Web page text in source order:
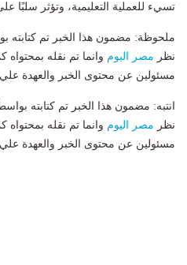
تسيء للعملية التعليمية، وتؤثر سلبًا
ملحوظة: مضمون هذا الخبر تم كتابته
نظر مصر اليوم وانما تم نقله بمحتواه
مسئولين عن محتوى الخبر والعهدة
انتبه: مضمون هذا الخبر تم كتابته
نظر مصر اليوم وانما تم نقله بمحتواه
مسئولين عن محتوى الخبر والعهدة